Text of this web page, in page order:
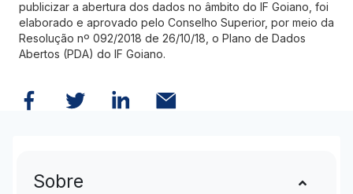
publicizar a abertura dos dados no âmbito do IF Goiano, foi
elaborado e aprovado pelo Conselho Superior, por meio da
Resolução nº 092/2018 de 26/10/18, o Plano de Dados
Abertos (PDA) do IF Goiano.
Sobre